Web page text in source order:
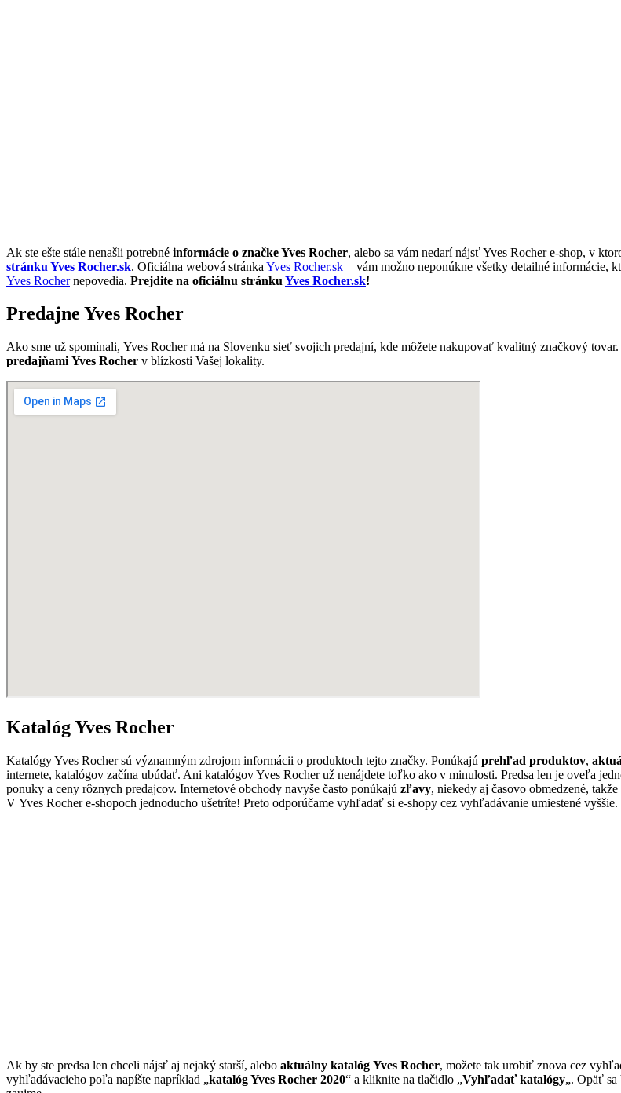
Ak ste ešte stále nenašli potrebné informácie o značke Yves Rocher, alebo sa vám nedarí nájsť Yves Rocher e-shop, v
stránku Yves Rocher.sk. Oficiálna webová stránka Yves Rocher.sk vám možno neponúkne všetky detailné informácie,
Yves Rochernepovedia. Prejdite na oficiálnu stránku Yves Rocher.sk!
Predajne Yves Rocher
Ako sme už spomínali, Yves Rocher má na Slovenku sieť svojich predajní, kde môžete nakupovať kvalitný značkový
predajňami Yves Rocher v blízkosti Vašej lokality.
Katalóg Yves Rocher
Katalógy Yves Rocher sú významným zdrojom informácii o produktoch tejto značky. Ponúkajú prehľad produktov,
internete, katalógov začína ubúdať. Ani katalógov Yves Rocher už nenájdete toľko ako v minulosti. Predsa len je oveľa
ponuky a ceny rôznych predajcov. Internetové obchody navyše často ponúkajú zľavy, niekedy aj časovo obmedzené,
V Yves Rocher e-shopoch jednoducho ušetríte! Preto odporúčame vyhľadať si e-shopy cez vyhľadávanie umiestené
Ak by ste predsa len chceli nájsť aj nejaký starší, alebo aktuálny katalóg Yves Rocher, možete tak urobiť znova cez
vyhľadávacieho poľa napíšte napríklad „katalóg Yves Rocher 2020“ a kliknite na tlačidlo „Vyhľadať katalógy„. Opäť